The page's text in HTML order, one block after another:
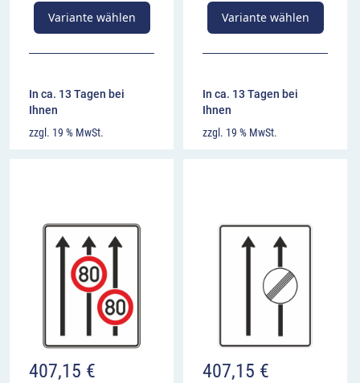
Variante wählen
In ca. 13 Tagen bei
Ihnen
zzgl. 19 % MwSt.
Variante wählen
In ca. 13 Tagen bei
Ihnen
zzgl. 19 % MwSt.
407,15 € 407,15 €